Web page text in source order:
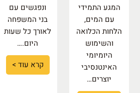
המגע התמידי
עם המים,
הלחות הכלואה
והשימוש
היומיומי
האינטנסיבי
יוצרים…
ונפגשים עם
בני המשפחה
לאורך כל שעות
היום.…
קרא עוד >